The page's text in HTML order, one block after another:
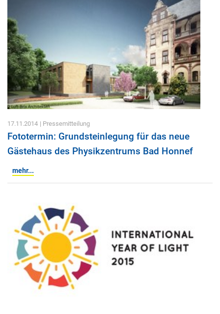
17.11.2014 | Pressemitteilung
Fototermin: Grundsteinlegung für das neue
Gästehaus des Physikzentrums Bad Honnef
mehr...